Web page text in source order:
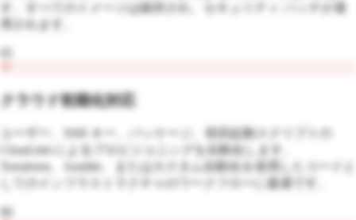
す。すべてのイメージは維持され、セキュリティ パッチが適
用されます。
クラウド初期化対応
ユーザー、SSH キー、パッケージ、初回起動スクリプトの
Cloud-init によるプロビジョニングを自動化します。
Terraform、Ansible、またはカスタム自動化を使用したコードと
してのインフラストラクチャのワークフローに最適です。
06